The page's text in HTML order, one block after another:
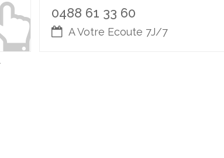
0488 61 33 60
A Votre Ecoute 7J/7